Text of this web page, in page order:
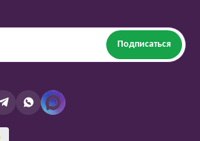
Подписаться